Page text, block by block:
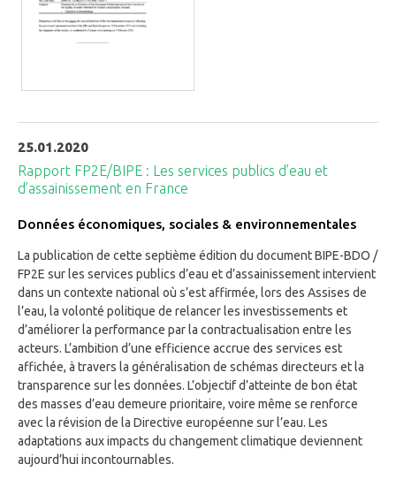
25.01.2020
Rapport FP2E/BIPE : Les services publics d’eau et
d’assainissement en France
Données économiques, sociales & environnementales
La publication de cette septième édition du document BIPE-BDO /
FP2E sur les services publics d’eau et d’assainissement intervient
dans un contexte national où s’est affirmée, lors des Assises de
l’eau, la volonté politique de relancer les investissements et
d’améliorer la performance par la contractualisation entre les
acteurs. L’ambition d’une efficience accrue des services est
affichée, à travers la généralisation de schémas directeurs et la
transparence sur les données. L’objectif d’atteinte de bon état
des masses d’eau demeure prioritaire, voire même se renforce
avec la révision de la Directive européenne sur l’eau. Les
adaptations aux impacts du changement climatique deviennent
aujourd’hui incontournables.